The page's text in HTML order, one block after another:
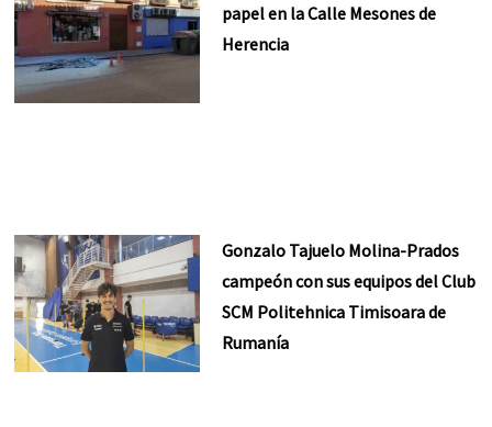
papel en la Calle Mesones de
Herencia
Gonzalo Tajuelo Molina-Prados
campeón con sus equipos del Club
SCM Politehnica Timisoara de
Rumanía